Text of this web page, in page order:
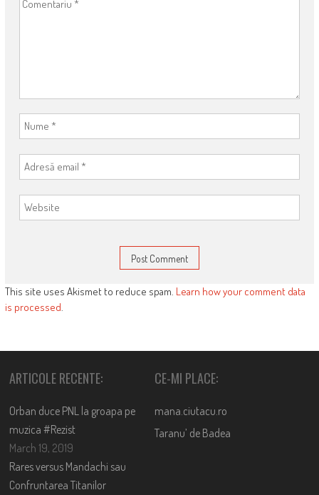
This site uses Akismet to reduce spam. Learn how your comment data
is processed
ARTICOLE RECENTE:
Orban duce PNL la groapa pe
muzica #Rezist
March 19, 2019
Rares versus Mandachi sau
Confruntarea Titanilor
CE-MI PLACE:
mana.ciutacu.ro
Taranu’ de Badea